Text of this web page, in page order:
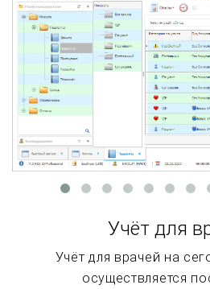
Учёт для
Учёт для врачей на
осуществляется